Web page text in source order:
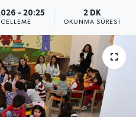
- 20:25 2 DK
OKUNMA SÜRESI